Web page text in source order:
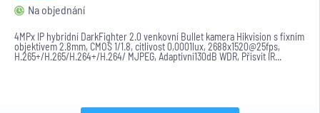
Na objednání
4MPx IP hybridní DarkFighter 2.0 venkovní Bullet kamera Hikvision s fixním
objektivem 2.8mm, CMOS 1/1.8, citlivost 0,0001lux, 2688x1520@25fps,
H.265+/H.265/H.264+/H.264/ MJPEG, Adaptivní130dB WDR, Přísvit IR...